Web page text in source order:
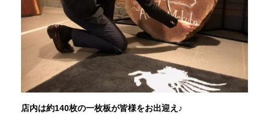
店内は約140枚の一枚板が皆様をお出迎え♪